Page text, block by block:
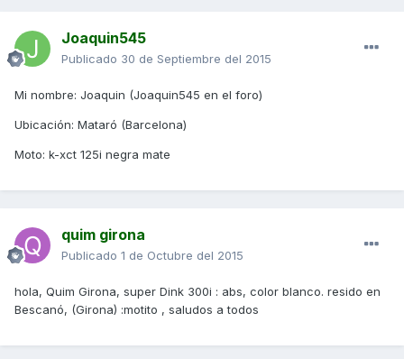
Joaquin545
Publicado 30 de Septiembre del 2015
Mi nombre: Joaquin (Joaquin545 en el foro)
Ubicación: Mataró (Barcelona)
Moto: k-xct 125i negra mate
quim girona
Publicado 1 de Octubre del 2015
hola, Quim Girona, super Dink 300i : abs, color blanco. resido en
Bescanó, (Girona) :motito , saludos a todos